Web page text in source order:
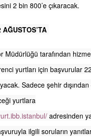
2 bin 800’e çıkaracak.
Müdürlüğü tarafından
yurtları için başvurular
Sadece şehir
yurtlara
adresinden
ilgili soruların